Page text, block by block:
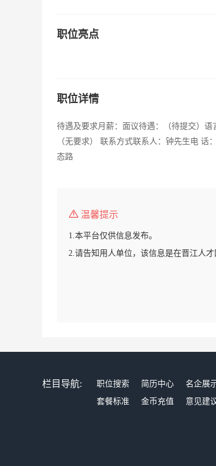
职位亮点
职位详情
待遇及要求月薪：面议待遇：（待提交）
（无要求） 联系方式联系人：钟先生电 话
态路
温馨提示
1.本平台仅供信息发布。
2.请告知用人单位，该信息是在晋江人才
栏目导航: 职位搜索 简历中心 名企展
套餐标准
金币充值 意见建